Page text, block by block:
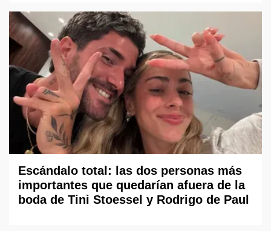
Escándalo total: las dos personas más
importantes que quedarían afuera de la
boda de Tini Stoessel y Rodrigo de Paul